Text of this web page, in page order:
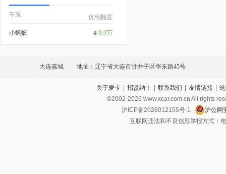
车系 优惠幅度
小蚂蚁 0.9万
大连嘉城 地址：辽宁省大连市甘井子区华东路45号
关于爱卡 | 招贤纳士 | 联系我们 | 友情链接 |
©2002-2026 www.xcar.com.cn All rights
沪ICP备2026012155号-1
沪公网
互联网违法和不良信息举报方式：